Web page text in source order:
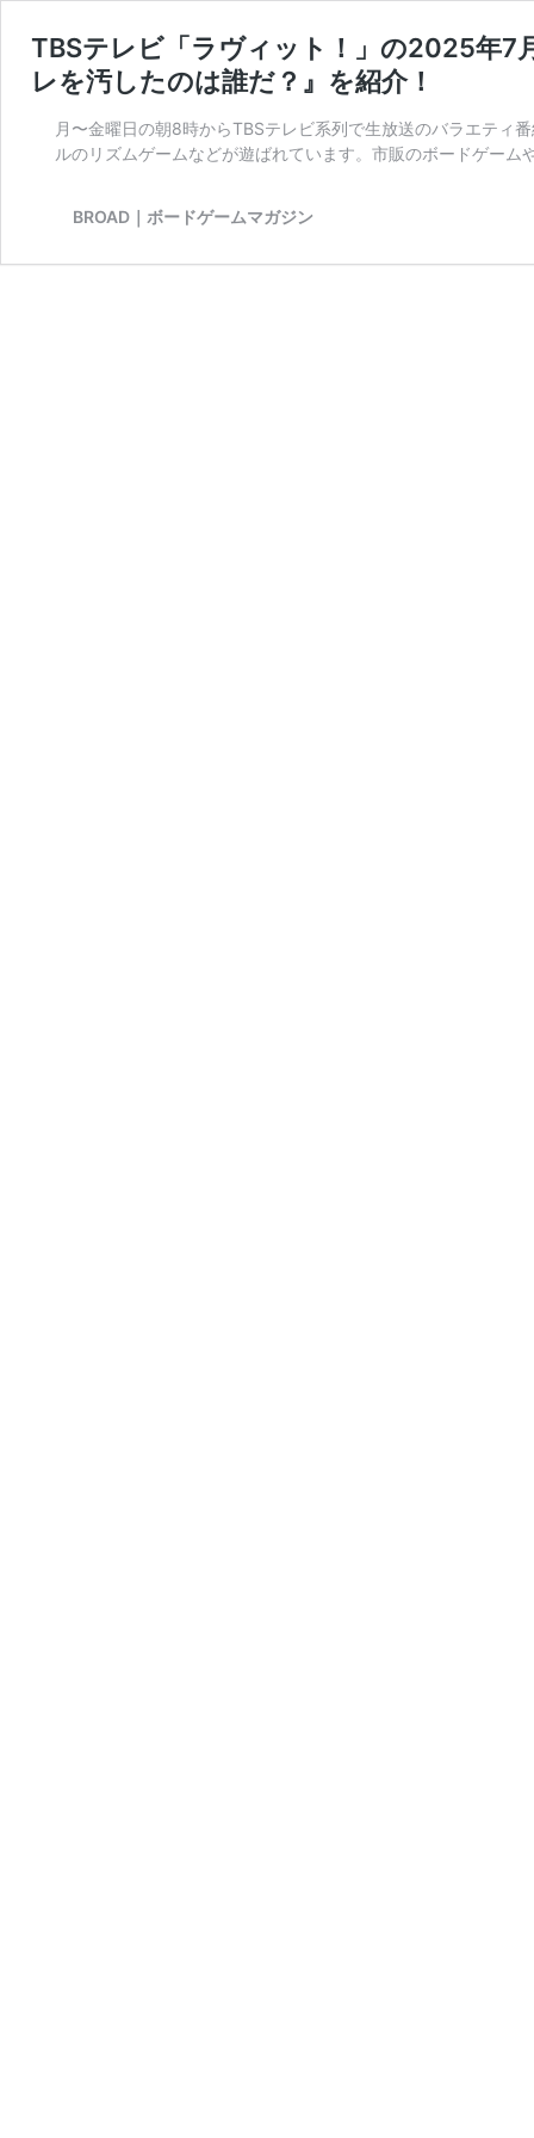
TBSテレビ「ラヴィット！」の2025年7
レを汚したのは誰だ？』を紹介！
月〜金曜日の朝8時からTBSテレビ系列で生放送のバラエティ
ルのリズムゲームなどが遊ばれています。市販のボードゲー
BROAD｜ボードゲームマガジン